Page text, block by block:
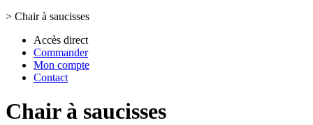
> Chair à saucisses
Accès direct
Commander
Mon compte
Contact
Chair à saucisses